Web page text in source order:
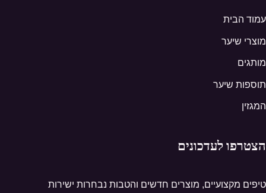
עמוד הבית
מוצרי שיער
מותגים
תוספות שיער
המגזין
הצטרפו לעדכונים
טיפים מקצועיים, מוצרים חדשים והטבות נבחרות ישירות